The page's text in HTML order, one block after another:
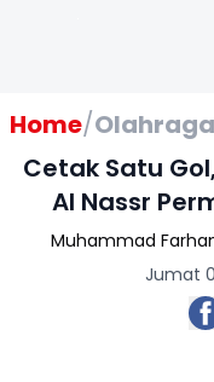
Home/Olahraga
Cetak Satu
Al Nassr
Muhammad
Jumat